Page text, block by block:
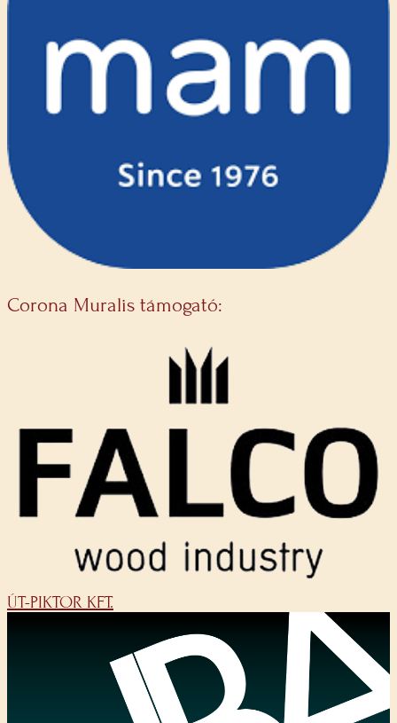
Corona Muralis támogató:
ÚT-PIKTOR KFT.